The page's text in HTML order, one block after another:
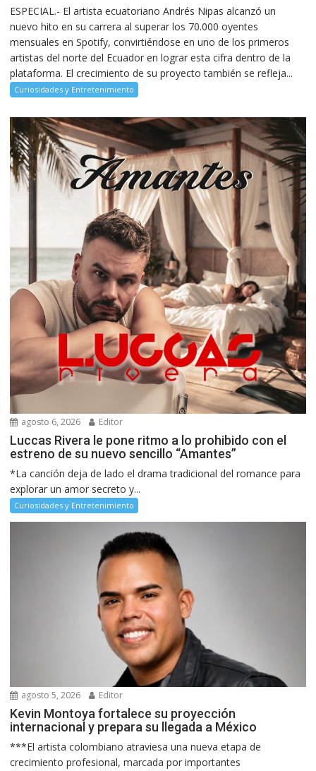
ESPECIAL.- El artista ecuatoriano Andrés Nipas alcanzó un
nuevo hito en su carrera al superar los 70.000 oyentes
mensuales en Spotify, convirtiéndose en uno de los primeros
artistas del norte del Ecuador en lograr esta cifra dentro de la
plataforma. El crecimiento de su proyecto también se refleja...
Curiosidades y Entretenimiento
agosto 6, 2026 Editor
Luccas Rivera le pone ritmo a lo prohibido con el
estreno de su nuevo sencillo “Amantes”
*La canción deja de lado el drama tradicional del romance para
explorar un amor secreto y...
Curiosidades y Entretenimiento
agosto 5, 2026 Editor
Kevin Montoya fortalece su proyección
internacional y prepara su llegada a México
***El artista colombiano atraviesa una nueva etapa de
crecimiento profesional, marcada por importantes